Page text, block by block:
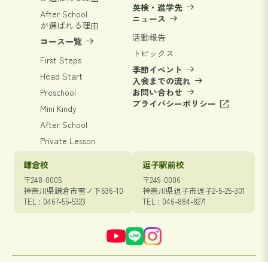
鎌倉校
〒248-0005
神奈川県鎌倉市雪ノ下636-10
TEL : 0467-55-5323
逗子駅前校
〒249-0006
神奈川県逗子市逗子2-5-25-301
TEL : 046-884-8271
After School
が選ばれる理由
コース一覧
First Steps
Head Start
Preschool
Mini Kindy
After School
Private Lesson
英検・進学先
ニュース
活動報告
トピックス
季節イベント
入会までの流れ
お問い合わせ
プライバシーポリシー